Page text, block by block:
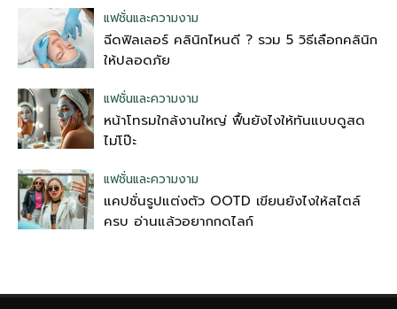
แฟชั่นและความงาม
ฉีดฟิลเลอร์ คลินิกไหนดี ? รวม 5 วิธีเลือกคลินิก
ให้ปลอดภัย
แฟชั่นและความงาม
หน้าโทรมใกล้งานใหญ่ ฟื้นยังไงให้ทันแบบดูสด
ไม่โป๊ะ
แฟชั่นและความงาม
แคปชั่นรูปแต่งตัว OOTD เขียนยังไงให้สไตล์
ครบ อ่านแล้วอยากกดไลก์